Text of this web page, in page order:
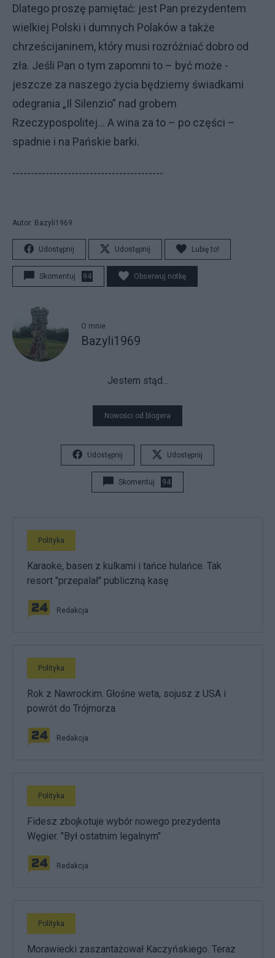
Dlatego proszę pamiętać: jest Pan prezydentem
wielkiej Polski i dumnych Polaków a także
chrześcijaninem, który musi rozróżniać dobro od
zła. Jeśli Pan o tym zapomni to – być może -
jeszcze za naszego życia będziemy świadkami
odegrania „Il Silenzio” nad grobem
Rzeczypospolitej… A wina za to – po części –
spadnie i na Pańskie barki.
-----------------------------------------
Autor: Bazyli1969
Udostępnij Udostępnij Lubię to!
Skomentuj 94 Obserwuj notkę
O mnie
Bazyli1969
Jestem stąd...
Nowości od blogera
Udostępnij Udostępnij
Skomentuj 94
Polityka
Karaoke, basen z kulkami i tańce hulańce. Tak
resort "przepalał" publiczną kasę
Redakcja
Polityka
Rok z Nawrockim. Głośne weta, sojusz z USA i
powrót do Trójmorza
Redakcja
Polityka
Fidesz zbojkotuje wybór nowego prezydenta
Węgier. "Był ostatnim legalnym"
Redakcja
Polityka
Morawiecki zaszantażował Kaczyńskiego. Teraz